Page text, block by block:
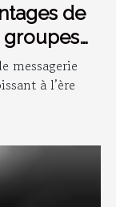
de
groupes
messagerie
à l’ère